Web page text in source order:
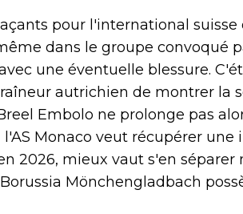
pour l'international
dans le groupe convoqué
une éventuelle blessure.
autrichien de montrer la
Embolo ne prolonge pas
l'AS Monaco veut récupérer
2026, mieux vaut s'en
Mönchengladbach